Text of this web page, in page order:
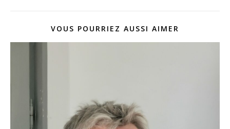
VOUS POURRIEZ AUSSI AIMER